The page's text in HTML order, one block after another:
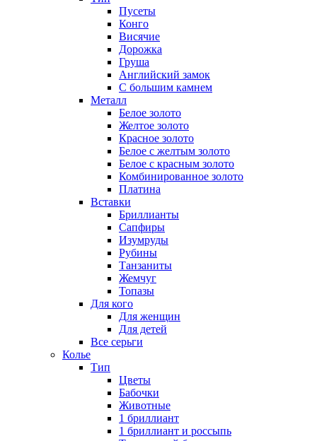
Пусеты
Конго
Висячие
Дорожка
Груша
Английский замок
С большим камнем
Металл
Белое золото
Желтое золото
Красное золото
Белое с желтым золото
Белое с красным золото
Комбинированное золото
Платина
Вставки
Бриллианты
Сапфиры
Изумруды
Рубины
Танзаниты
Жемчуг
Топазы
Для кого
Для женщин
Для детей
Все серьги
Колье
Тип
Цветы
Бабочки
Животные
1 бриллиант
1 бриллиант и россыпь